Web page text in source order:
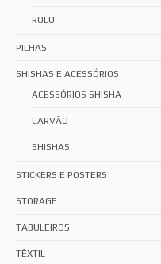
ROLO
PILHAS
SHISHAS E ACESSÓRIOS
ACESSÓRIOS SHISHA
CARVÃO
SHISHAS
STICKERS E POSTERS
STORAGE
TABULEIROS
TÊXTIL